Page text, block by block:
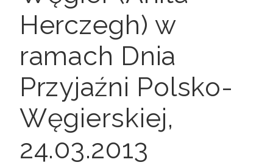
Herczegh) w
ramach Dnia
Przyjaźni Polsko-
Węgierskiej,
24.03.2013